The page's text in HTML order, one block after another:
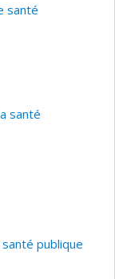
santé
santé
publique